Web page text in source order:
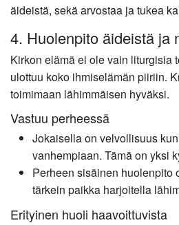
äideistä, sekä arvostaa ja tukea
4. Huolenpito äideistä ja
Kirkon elämä ei ole vain liturgisia
ulottuu koko ihmiselämän piiriin.
toimimaan lähimmäisen hyväksi.
Vastuu perheessä
Jokaisella on velvollisuus
vanhempiaan. Tämä on yksi
Perheen sisäinen huolenpito
tärkein paikka harjoitella
Erityinen huoli haavoittuvista